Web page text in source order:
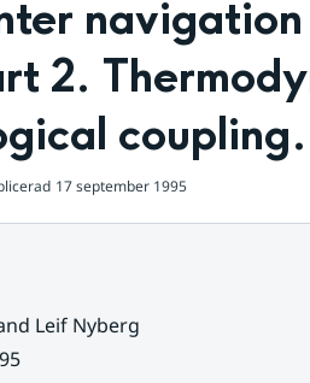
2.
coupling.
17 september 1995
Leif Nyberg